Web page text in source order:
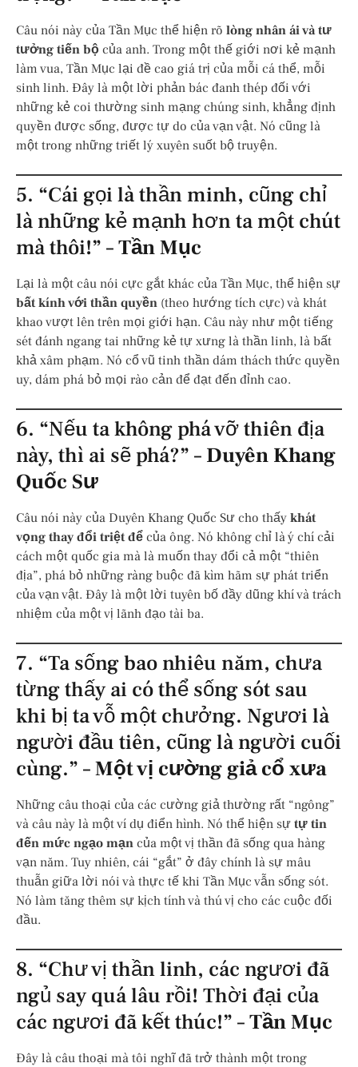
Câu nói này của Tần Mục thể hiện rõ lòng nhân ái và tư
tưởng tiến bộ của anh. Trong một thế giới nơi kẻ mạnh
làm vua, Tần Mục lại đề cao giá trị của mỗi cá thể, mỗi
sinh linh. Đây là một lời phản bác đanh thép đối với
những kẻ coi thường sinh mạng chúng sinh, khẳng định
quyền được sống, được tự do của vạn vật. Nó cũng là
một trong những triết lý xuyên suốt bộ truyện.
5. “Cái gọi là thần minh, cũng chỉ
là những kẻ mạnh hơn ta một chút
mà thôi!” –Tần Mục
Lại là một câu nói cực gắt khác của Tần Mục, thể hiện sự
bất kính với thần quyền (theo hướng tích cực) và khát
khao vượt lên trên mọi giới hạn. Câu này như một tiếng
sét đánh ngang tai những kẻ tự xưng là thần linh, là bất
khả xâm phạm. Nó cổ vũ tinh thần dám thách thức quyền
uy, dám phá bỏ mọi rào cản để đạt đến đỉnh cao.
6. “Nếu ta không phá vỡ thiên địa
này, thì ai sẽ phá?” – Duyên Khang
Quốc Sư
Câu nói này của Duyên Khang Quốc Sư cho thấy khát
vọng thay đổi triệt để của ông. Nó không chỉ là ý chí cải
cách một quốc gia mà là muốn thay đổi cả một “thiên
địa”, phá bỏ những ràng buộc đã kìm hãm sự phát triển
của vạn vật. Đây là một lời tuyên bố đầy dũng khí và trách
nhiệm của một vị lãnh đạo tài ba.
7. “Ta sống bao nhiêu năm, chưa
từng thấy ai có thể sống sót sau
khi bị ta vỗ một chưởng. Ngươi là
người đầu tiên, cũng là người cuối
cùng.” –Một vị cường giả cổ xưa
Những câu thoại của các cường giả thường rất “ngông”
và câu này là một ví dụ điển hình. Nó thể hiện sự tự tin
đến mức ngạo mạn của một vị thần đã sống qua hàng
vạn năm. Tuy nhiên, cái “gắt” ở đây chính là sự mâu
thuẫn giữa lời nói và thực tế khi Tần Mục vẫn sống sót.
Nó làm tăng thêm sự kịch tính và thú vị cho các cuộc đối
đầu.
8. “Chư vị thần linh, các ngươi đã
ngủ say quá lâu rồi! Thời đại của
các ngươi đã kết thúc!” –Tần Mục
Đây là câu thoại mà tôi nghĩ đã trở thành một trong